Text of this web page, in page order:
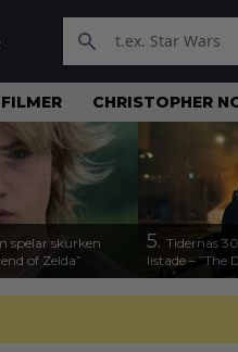
CHRISTOPHER
spelar skurken
of Zelda”
5. Tidernas
listade – ”The